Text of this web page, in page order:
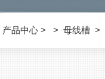
产品中心 > > 母线槽 >